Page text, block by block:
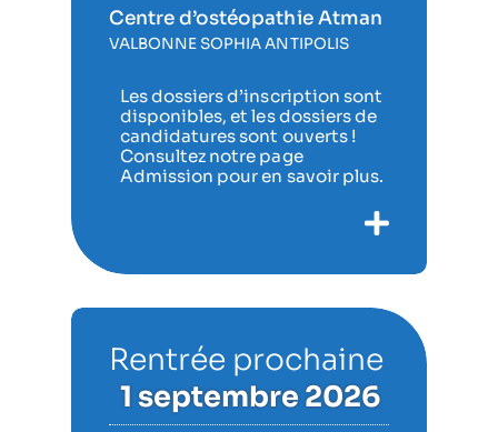
Centre d’ostéopathie Atman
VALBONNE SOPHIA ANTIPOLIS
Les dossiers d’inscription sont
disponibles, et les dossiers de
candidatures sont ouverts !
Consultez notre page
Admission pour en savoir plus.
Rentrée prochaine
1 septembre 2026